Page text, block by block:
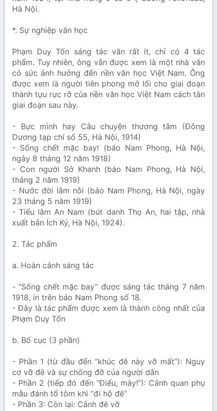
Hà Nội.
*. Sự nghiệp văn học
Phạm Duy Tốn sáng tác văn rất ít, chỉ có 4 tác
phẩm. Tuy nhiên, ông vẫn được xem là một nhà văn
có sức ảnh hưởng đến nền văn học Việt Nam. Ông
được xem là người tiên phong mở lối cho giai đoạn
thành tựu rực rỡ của nền văn học Việt Nam cách tân
giai đoạn sau này.
- Bực mình hay Câu chuyện thương tâm (Ðông
Dương tạp chí số 55, Hà Nội, 1914)
- Sống chết mặc bay! (báo Nam Phong, Hà Nội,
ngày 8 tháng 12 năm 1918)
- Con người Sở Khanh (báo Nam Phong, Hà Nội,
tháng 2 năm 1919)
- Nước đời lắm nỗi (báo Nam Phong, Hà Nội, ngày
23 tháng 5 năm 1919)
- Tiếu lâm An Nam (bút danh Thọ An, hai tập, nhà
xuất bản Ích Ký, Hà Nội, 1924).
2. Tác phẩm
a. Hoàn cảnh sáng tác
- “Sống chết mặc bay” được sáng tác tháng 7 năm
1918, in trên báo Nam Phong số 18.
- Đây là tác phẩm được xem là thành công nhất của
Phạm Duy Tốn
b. Bố cục (3 phần)
- Phần 1 (từ đầu đến “khúc đê này vỡ mất”): Nguy
cơ vỡ đê và sự chống đỡ của người dân
- Phần 2 (tiếp đó đến “Điếu, mày!”): Cảnh quan phụ
mẫu đánh tổ tôm khi “đi hộ đê”
- Phần 3: Còn lại: Cảnh đê vỡ